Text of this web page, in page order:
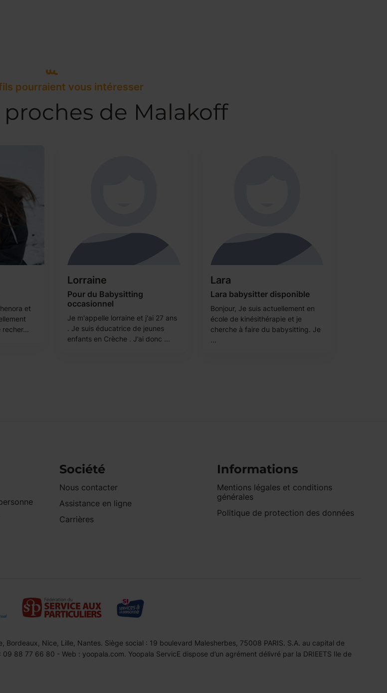
pourraient vous intéresser
de Malakoff
et
Lorraine
Pour du Babysitting
occasionnel
Je m'appelle lorraine et j'ai 27 ans
. Je suis éducatrice de jeunes
enfants en Crèche . J’ai donc ...
Lara
Lara babysitter disponible
Bonjour, Je suis actuellement en
école de kinésithérapie et je
cherche à faire du babysitting. Je
...
Société
Nous contacter
Assistance en ligne
Carrières
Informations
Mentions légales et conditions
générales
Politique de protection des données
Nice, Lille, Nantes. Siège social : 19 boulevard Malesherbes, 75008 PARIS. S.A. au capital de
88 77 66 80 - Web : yoopala.com. Yoopala ServicE dispose d’un agrément délivré par la DRIEETS Ile de